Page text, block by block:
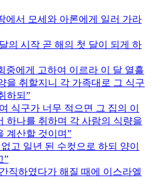
에서 모세와 아론에게 일러 가라
의 시작 곧 해의 첫 달이 되게 하
중에게 고하여 이르라 이 달 열흘
을 취할지니 각 가족대로 그 식구
하되
식구가 너무 적으면 그 집의 이
하나를 취하며 각 사람의 식량을
계산할 것이며
고 일년 된 수컷으로 하되 양이
직하였다가 해질 때에 이스라엘